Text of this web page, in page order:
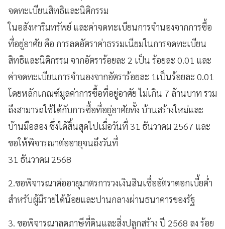
จดทะเบียนสิทธิและนิติกรรม
ในอสังหาริมทรัพย์ และค่าจดทะเบียนการจำนองจากการซื้อ
ที่อยู่อาศัย คือ การลดอัตราค่าธรรมเนียมในการจดทะเบียน
สิทธิและนิติกรรม จากอัตราร้อยละ 2 เป็น ร้อยละ 0.01 และ
ค่าจดทะเบียนการจำนองจากอัตราร้อยละ 1เป็นร้อยละ 0.01
โดยหลักเกณฑ์มูลค่าการซื้อที่อยู่อาศัย ไม่เกิน 7 ล้านบาท รวม
ถึงสามารถใช้ได้กับการซื้อที่อยู่อาศัยทั้ง บ้านสร้างใหม่และ
บ้านมือสอง ซึ่งได้สิ้นสุดไปเมื่อวันที่ 31 ธันวาคม 2567 และ
ขอให้พิจารณาต่ออายุจนถึงวันที่
31 ธันวาคม 2568
2.ขอพิจารณาต่ออายุมาตรการวงเงินสินเชื่ออัตราดอกเบี้ยต่ำ
สำหรับผู้มีรายได้น้อยและปานกลางผ่านธนาคารของรัฐ
3. ขอพิจารณาลดภาษีที่ดินและสิ่งปลูกสร้าง ปี 2568 ลง ร้อย